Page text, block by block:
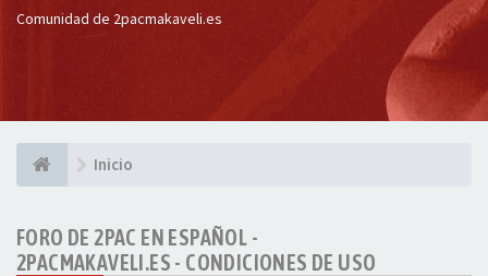
Comunidad de 2pacmakaveli.es
Inicio
FORO DE 2PAC EN ESPAÑOL -
2PACMAKAVELI.ES - CONDICIONES DE USO